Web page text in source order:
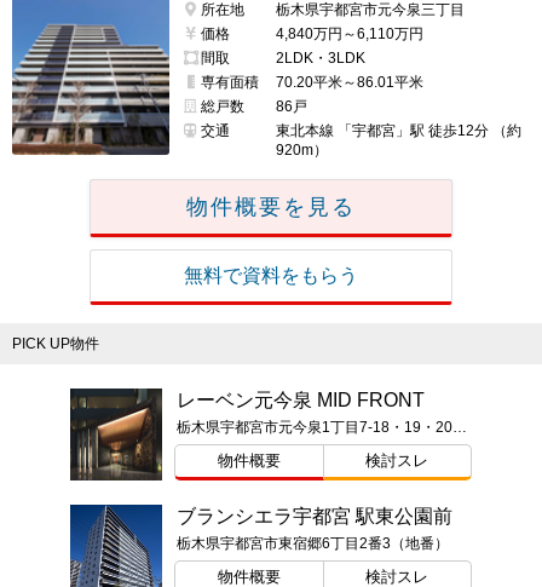
所在地
栃木県宇都宮市元今泉三丁目
価格
4,840万円～6,110万円
間取
2LDK・3LDK
専有面積
70.20平米～86.01平米
総戸数
86戸
交通
東北本線 「宇都宮」駅 徒歩12分 （約
920m）
物件概要を見る
無料で資料をもらう
PICK UP物件
レーベン元今泉 MID FRONT
栃木県宇都宮市元今泉1丁目7-18・19・20（地番）
物件概要 検討スレ
ブランシエラ宇都宮 駅東公園前
栃木県宇都宮市東宿郷6丁目2番3（地番）
物件概要 検討スレ